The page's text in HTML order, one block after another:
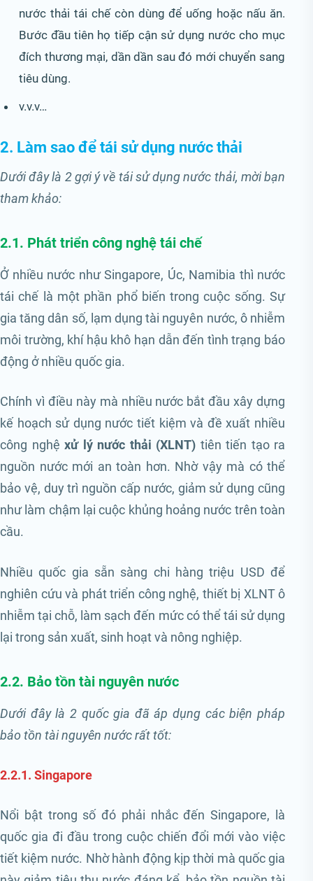
nước thải tái chế còn dùng để uống hoặc nấu ăn.
Bước đầu tiên họ tiếp cận sử dụng nước cho mục
đích thương mại, dần dần sau đó mới chuyển sang
tiêu dùng.
v.v.v…
2. Làm sao để tái sử dụng nước thải
Dưới đây là 2 gợi ý về tái sử dụng nước thải, mời bạn
tham khảo:
2.1. Phát triển công nghệ tái chế
Ở nhiều nước như Singapore, Úc, Namibia thì nước
tái chế là một phần phổ biến trong cuộc sống. Sự
gia tăng dân số, lạm dụng tài nguyên nước, ô nhiễm
môi trường, khí hậu khô hạn dẫn đến tình trạng báo
động ở nhiều quốc gia.
Chính vì điều này mà nhiều nước bắt đầu xây dựng
kế hoạch sử dụng nước tiết kiệm và đề xuất nhiều
công nghệ xử lý nước thải (XLNT) tiên tiến tạo ra
nguồn nước mới an toàn hơn. Nhờ vậy mà có thể
bảo vệ, duy trì nguồn cấp nước, giảm sử dụng cũng
như làm chậm lại cuộc khủng hoảng nước trên toàn
cầu.
Nhiều quốc gia sẵn sàng chi hàng triệu USD để
nghiên cứu và phát triển công nghệ, thiết bị XLNT ô
nhiễm tại chỗ, làm sạch đến mức có thể tái sử dụng
lại trong sản xuất, sinh hoạt và nông nghiệp.
2.2. Bảo tồn tài nguyên nước
Dưới đây là 2 quốc gia đã áp dụng các biện pháp
bảo tồn tài nguyên nước rất tốt:
2.2.1. Singapore
Nổi bật trong số đó phải nhắc đến Singapore, là
quốc gia đi đầu trong cuộc chiến đổi mới vào việc
tiết kiệm nước. Nhờ hành động kịp thời mà quốc gia